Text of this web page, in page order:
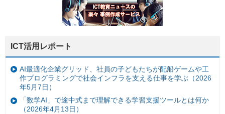
ICT活用レポート
AI最適化企業グリッド、社員の子どもたちが配船ゲームや工
作プログラミングで社会インフラを支える仕事を学ぶ（2026
年5月7日）
「数学AI」で途中式まで理解できる学習支援ツールとは何か
（2026年4月13日）